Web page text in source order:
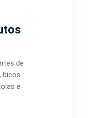
de
bicos
e